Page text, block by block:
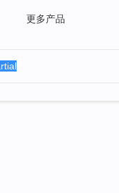
更多产品